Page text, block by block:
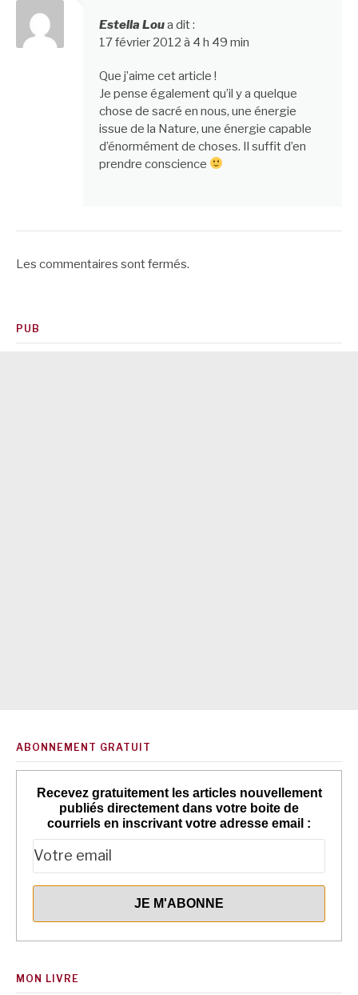
Estella Loua dit :
17 février 2012 à 4 h 49 min
Que j’aime cet article !
Je pense également qu’il y a quelque
chose de sacré en nous, une énergie
issue de la Nature, une énergie capable
d’énormément de choses. Il suffit d’en
prendre conscience
Les commentaires sont fermés.
PUB
ABONNEMENT GRATUIT
Recevez gratuitement les articles nouvellement
publiés directement dans votre boite de
courriels en inscrivant votre adresse email :
MON LIVRE